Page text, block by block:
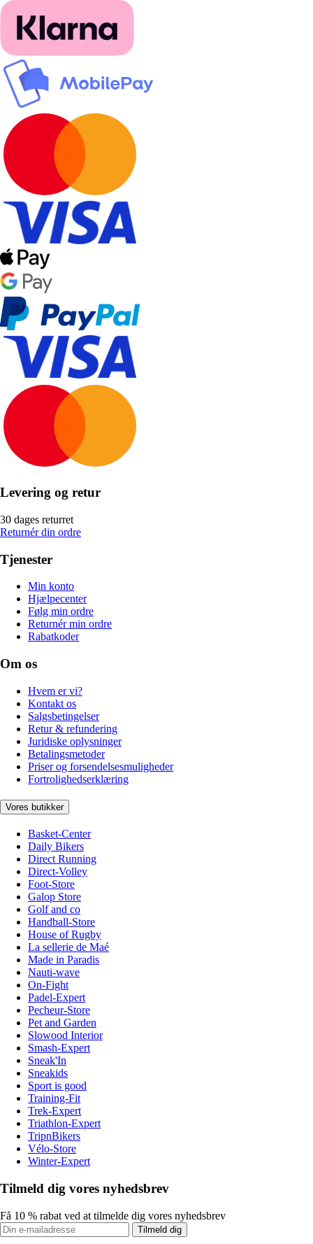
Levering og retur
30 dages returret
Returnér din ordre
Tjenester
Min konto
Hjælpecenter
Følg min ordre
Returnér min ordre
Rabatkoder
Om os
Hvem er vi?
Kontakt os
Salgsbetingelser
Retur & refundering
Juridiske oplysninger
Betalingsmetoder
Priser og forsendelsesmuligheder
Fortrolighedserklæring
Vores butikker
Basket-Center
Daily Bikers
Direct Running
Direct-Volley
Foot-Store
Galop Store
Golf and co
Handball-Store
House of Rugby
La sellerie de Maé
Made in Paradis
Nauti-wave
On-Fight
Padel-Expert
Pecheur-Store
Pet and Garden
Slowood Interior
Smash-Expert
Sneak'In
Sneakids
Sport is good
Training-Fit
Trek-Expert
Triathlon-Expert
TripnBikers
Vélo-Store
Winter-Expert
Tilmeld dig vores nyhedsbrev
Få 10 % rabat ved at tilmelde dig vores nyhedsbrev
Tilmeld dig